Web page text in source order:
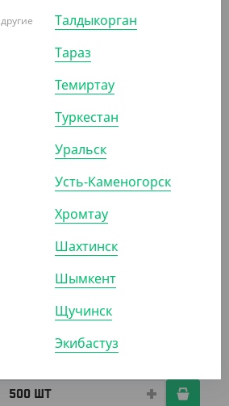
столовый)
Талдыкорган
Тараз
Темиртау
Туркестан
Уральск
Усть-Каменогорск
Хромтау
Шахтинск
Шымкент
Щучинск
Экибастуз